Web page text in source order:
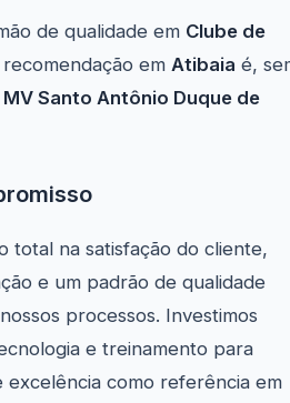
de qualidade em Clube de
recomendação em Atibaia é,
Santo Antônio Duque de
total na satisfação do cliente,
e um padrão de qualidade
processos. Investimos
e treinamento para
excelência como referência em